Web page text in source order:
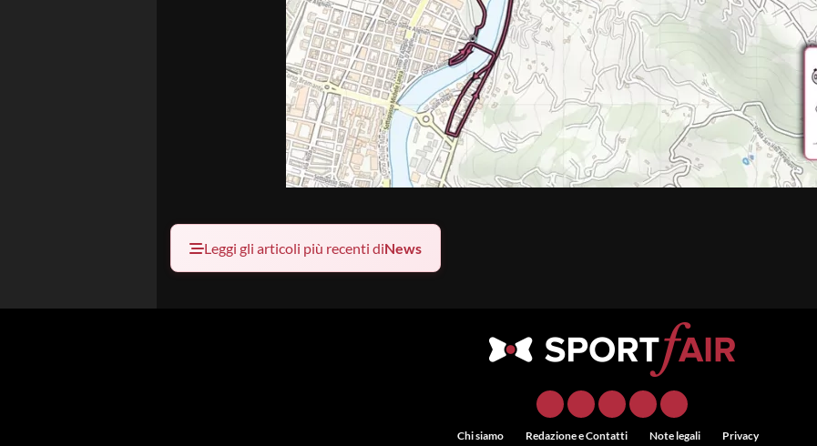
Leggi gli articoli più recenti diNews
Chi siamo Redazione e Contatti Note legali Privacy